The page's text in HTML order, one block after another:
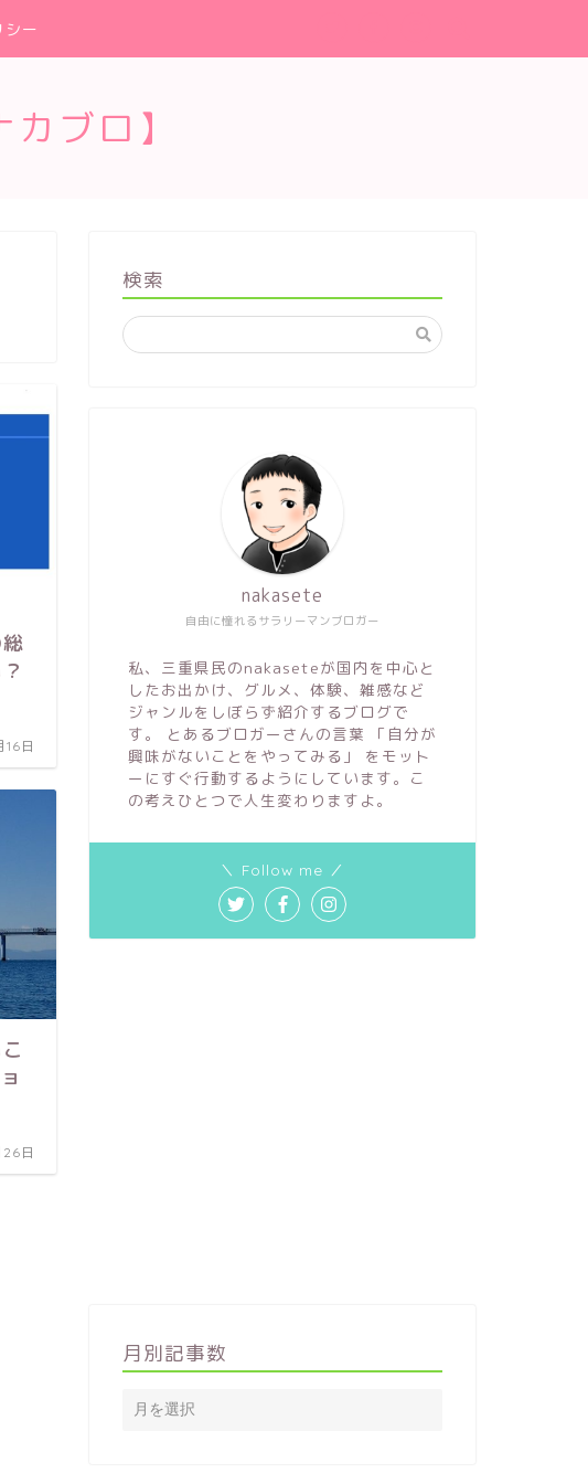
シー
ブロ】
日
日
検索
自由に憧れるサラリーマンブロガー
nakasete
私、三重県民のnakaseteが国内を中心と
したお出かけ、グルメ、体験、雑感など
ジャンルをしぼらず紹介するブログで
す。 とあるブロガーさんの言葉 「自分が
興味がないことをやってみる」 をモット
ーにすぐ行動するようにしています。こ
の考えひとつで人生変わりますよ。
＼ Follow me ／
月別記事数